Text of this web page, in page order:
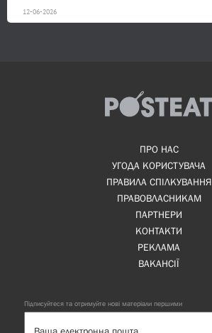
12-06-2026
ПРО НАС
УГОДА КОРИСТУВАЧА
ПРАВИЛА СПІЛКУВАННЯ
ПРАВОВЛАСНИКАМ
ПАРТНЕРИ
КОНТАКТИ
РЕКЛАМА
ВАКАНСІЇ
Підписуйтеся та отримуйте нові матеріали першими